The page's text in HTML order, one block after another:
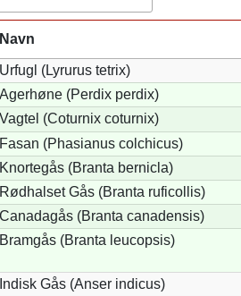
Navn
Urfugl (Lyrurus tetrix)
Agerhøne (Perdix perdix)
Vagtel (Coturnix coturnix)
Fasan (Phasianus colchicus)
Knortegås (Branta bernicla)
Rødhalset Gås (Branta ruficollis)
Canadagås (Branta canadensis)
Bramgås (Branta leucopsis)
Indisk Gås (Anser indicus)